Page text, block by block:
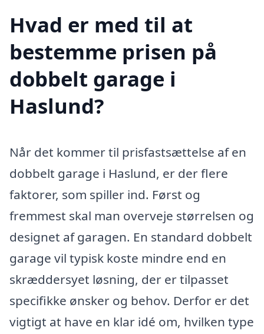
Hvad er med til at
bestemme prisen på
dobbelt garage i
Haslund?
Når det kommer til prisfastsættelse af en
dobbelt garage i Haslund, er der flere
faktorer, som spiller ind. Først og
fremmest skal man overveje størrelsen og
designet af garagen. En standard dobbelt
garage vil typisk koste mindre end en
skræddersyet løsning, der er tilpasset
specifikke ønsker og behov. Derfor er det
vigtigt at have en klar idé om, hvilken type